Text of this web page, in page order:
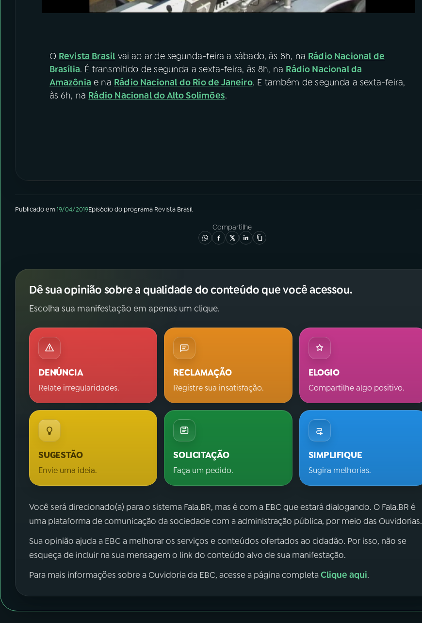
O Revista Brasil vai ao ar de segunda-feira a sábado, às 8h, na Rádio Nacional de
Brasília. É transmitido de segunda a sexta-feira, às 8h, na Rádio Nacional da
Amazônia e na Rádio Nacional do Rio de Janeiro. E também de segunda a sexta-feira,
às 6h, na Rádio Nacional do Alto Solimões.
Publicado em19/04/2019Episódiodo programa Revista Brasil
Compartilhe
Dê sua opinião sobre a qualidade do conteúdo que você acessou.
Escolha sua manifestação em apenas um clique.
DENÚNCIA
Relate irregularidades.
RECLAMAÇÃO
Registre sua insatisfação.
ELOGIO
Compartilhe algo positivo.
SUGESTÃO
Envie uma ideia.
SOLICITAÇÃO
Faça um pedido.
SIMPLIFIQUE
Sugira melhorias.
Você será direcionado(a) para o sistema Fala.BR, mas é com a EBC que estará dialogando. O Fala.BR é
uma plataforma de comunicação da sociedade com a administração pública, por meio das Ouvidorias.
Sua opinião ajuda a EBC a melhorar os serviços e conteúdos ofertados ao cidadão. Por isso, não se
esqueça de incluir na sua mensagem o link do conteúdo alvo de sua manifestação.
Para mais informações sobre a Ouvidoria da EBC, acesse a página completaClique aqui.